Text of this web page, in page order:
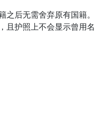
后无需舍弃原有国籍
且护照上不会显示曾用